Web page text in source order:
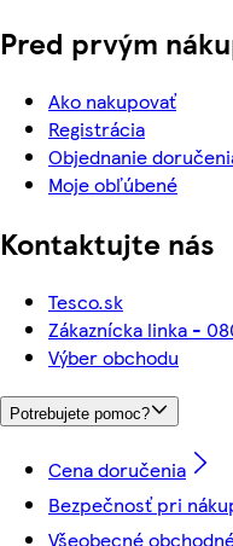
Pred prvým
Ako nakupovať
Registrácia
Objednanie
Moje obľúbené
Kontaktujte nás
Tesco.sk
Zákaznícka linka -
Výber obchodu
Potrebujete pomoc?
Cena doručenia
Bezpečnosť pri
Všeobecné